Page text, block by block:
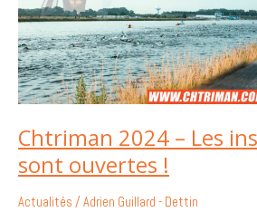
Chtriman 2024 – Les
sont ouvertes !
Actualités / Adrien Guillard - Dettin